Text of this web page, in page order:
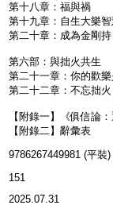
第十八章：福與禍
第十九章：自生大樂
第二十章：成為金剛持
第六部：與拙火共生
第二十一章：你的歡
第二十二章：不忘拙火
【附錄一】《俱信論
【附錄二】辭彙表
9786267449981 (平裝)
151
2025.07.31